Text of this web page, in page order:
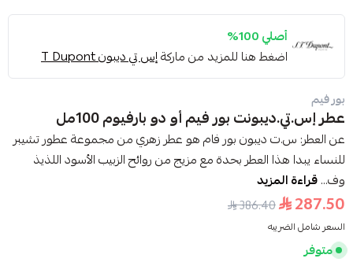
أصلي 100%
اضغط هنا للمزيد من ماركةإس تي ديبون T Dupont
بور فيم
عطر إس.تي.ديبونت بور فيم أو دو بارفيوم 100مل
عن العطر: س.ت ديبون بور فام هو عطر زهري من مجموعة عطور تشيبر
للنساء يبدا هذا العطر بحدة مع مزيج من روائح الزبيب الأسود اللذيذ
وف...قراءة المزيد
287.50
386.40
السعر شامل الضريبه
متوفر